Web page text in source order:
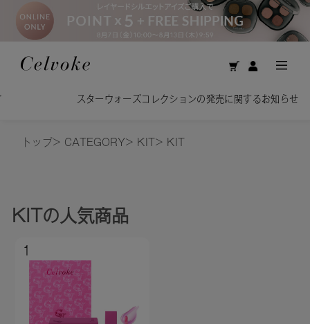
スターウォーズコレクションの発売に関するお知らせ
トップ> CATEGORY> KIT> KIT
KITの人気商品
1